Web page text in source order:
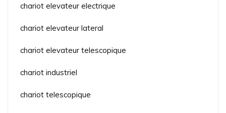
chariot elevateur electrique
chariot elevateur lateral
chariot elevateur telescopique
chariot industriel
chariot telescopique